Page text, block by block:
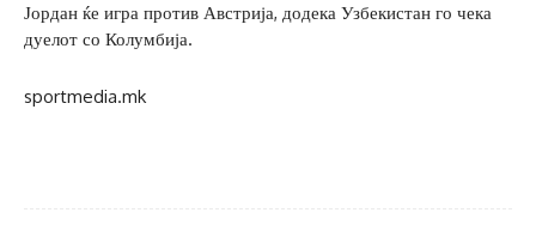
Јордан ќе игра против Австрија, додека Узбекистан го чека
дуелот со Колумбија.
sportmedia.mk